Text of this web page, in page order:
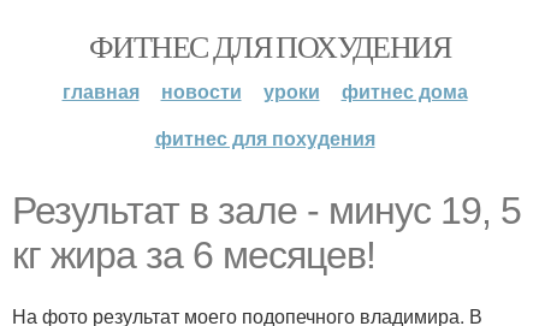
ФИТНЕС ДЛЯ ПОХУДЕНИЯ
главная новости уроки
фитнес дома
фитнес для похудения
Результат в зале - минус 19, 5
кг жира за 6 месяцев!
На фото результат моего подопечного владимира. В